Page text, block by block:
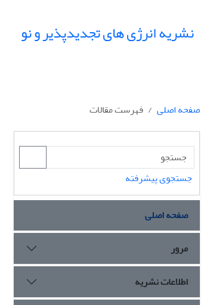
نشریه انرژی های تجدیدپذیر و نو
صفحه اصلی
فهرست مقالات
جستجوی پیشرفته
صفحه اصلی
مرور
اطلاعات نشریه